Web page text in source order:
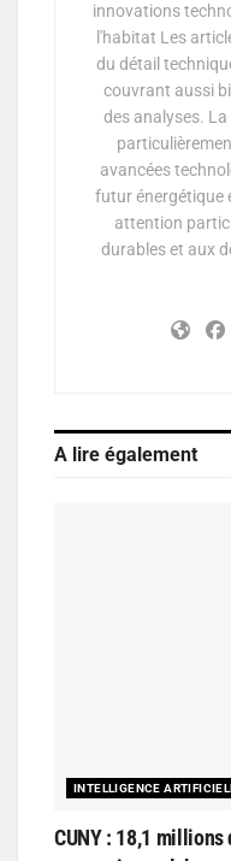
innovations
l'habitat Les
du détail
couvrant aussi
des analyses.
avancées
futur énergétique
attention
durables et aux
A lire également
INTELLIGENCE
CUNY : 18,1